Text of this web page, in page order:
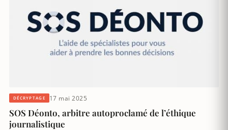
DÉCRYPTAGE 17 mai 2025
SOS Déonto, arbitre autoproclamé de l’éthique
journalistique